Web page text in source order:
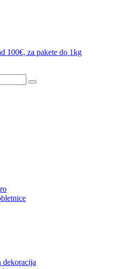
100€, za pakete do 1kg
dekoracija